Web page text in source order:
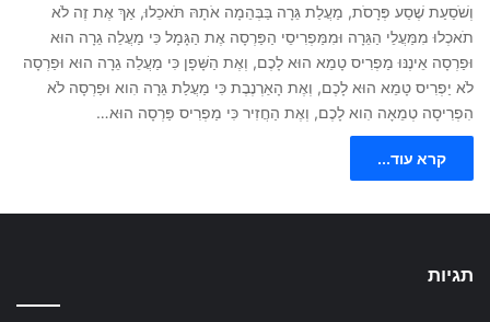
וְשֹׁסַעַת שֶׁסַע פְּרָסֹת, מַעֲלַת גֵּרָה בַּבְּהֵמָה אֹתָהּ תֹּאכֵלוּ, אַךְ אֶת זֶה לֹא
תֹאכְלוּ מִמַּעֲלֵי הַגֵּרָה וּמִמַּפְרִיסֵי הַפַּרְסָה אֶת הַגָּמָל כִּי מַעֲלֵה גֵרָה הוּא
וּפַרְסָה אֵינֶנּוּ מַפְרִיס טָמֵא הוּא לָכֶם, וְאֶת הַשָּׁפָן כִּי מַעֲלֵה גֵרָה הוּא וּפַרְסָה
לֹא יַפְרִיס טָמֵא הוּא לָכֶם, וְאֶת הָאַרְנֶבֶת כִּי מַעֲלַת גֵּרָה הִוא וּפַרְסָה לֹא
הִפְרִיסָה טְמֵאָה הִוא לָכֶם, וְאֶת הַחֲזִיר כִּי מַפְרִיס פַּרְסָה הוּא…
קרא עוד...
תגיות